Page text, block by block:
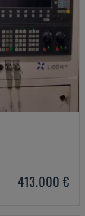
413.000 €